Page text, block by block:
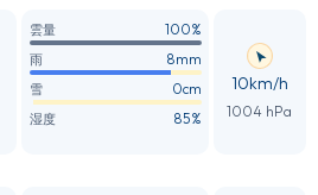
雲量 100%
雨 8mm
雪 0cm
湿度 85%
10km/h
1004 hPa